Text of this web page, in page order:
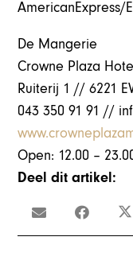
De Mangerie
Crowne Plaza
Ruiterij 1 // 6221
043 350 91 91 //
Open: 12.00 –
Deel dit artikel: